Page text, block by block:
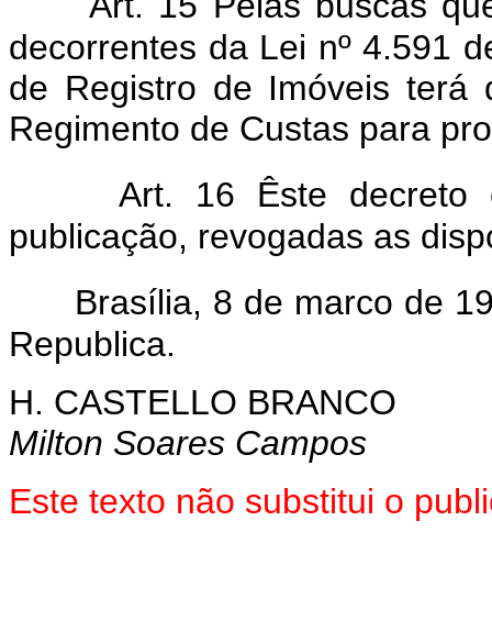
decorrentes da Lei nº 4.591
de Registro de Imóveis terá
Regimento de Custas para
Art. 16 Êste
publicação, revogadas as
Brasília, 8 de marco de
Republica.
H. CASTELLO BRANCO
Milton Soares Campos
Este texto não substitui o